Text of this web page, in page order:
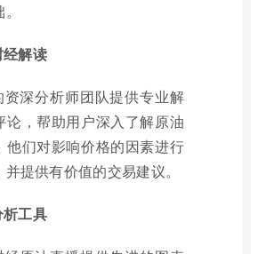
解读
资深分析师团队提供专业解
论，帮助用户深入了解原油
他们对影响价格的因素进行
提供有价值的交易建议。
工具